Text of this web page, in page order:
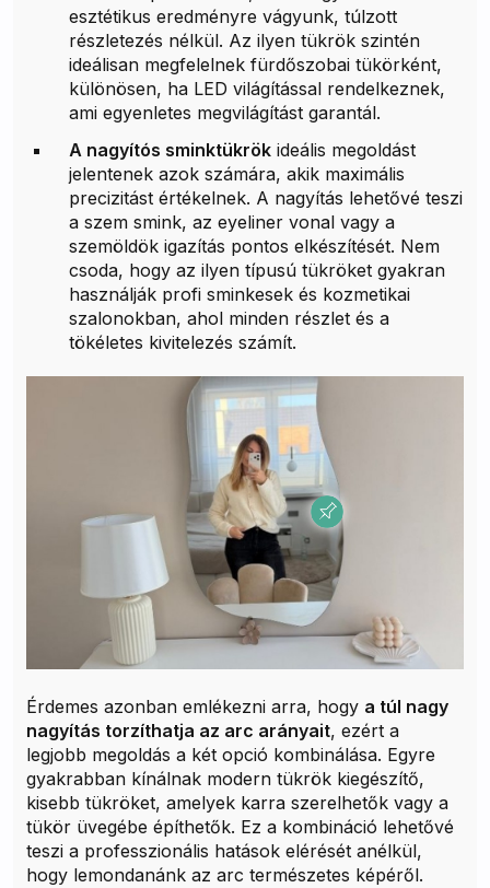
esztétikus eredményre vágyunk, túlzott
részletezés nélkül. Az ilyen tükrök szintén
ideálisan megfelelnek fürdőszobai tükörként,
különösen, ha LED világítással rendelkeznek,
ami egyenletes megvilágítást garantál.
A nagyítós sminktükrök ideális megoldást
jelentenek azok számára, akik maximális
precizitást értékelnek. A nagyítás lehetővé teszi
a szem smink, az eyeliner vonal vagy a
szemöldök igazítás pontos elkészítését. Nem
csoda, hogy az ilyen típusú tükröket gyakran
használják profi sminkesek és kozmetikai
szalonokban, ahol minden részlet és a
tökéletes kivitelezés számít.
Érdemes azonban emlékezni arra, hogy a túl nagy
nagyítás torzíthatja az arc arányait, ezért a
legjobb megoldás a két opció kombinálása. Egyre
gyakrabban kínálnak modern tükrök kiegészítő,
kisebb tükröket, amelyek karra szerelhetők vagy a
tükör üvegébe építhetők. Ez a kombináció lehetővé
teszi a professzionális hatások elérését anélkül,
hogy lemondanánk az arc természetes képéről.